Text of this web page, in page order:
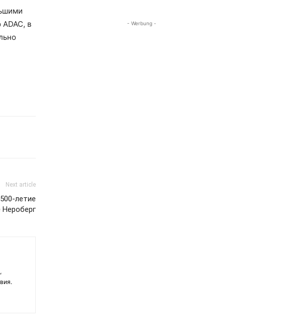
в
Next article
летие
Нероберг
- Werbung -